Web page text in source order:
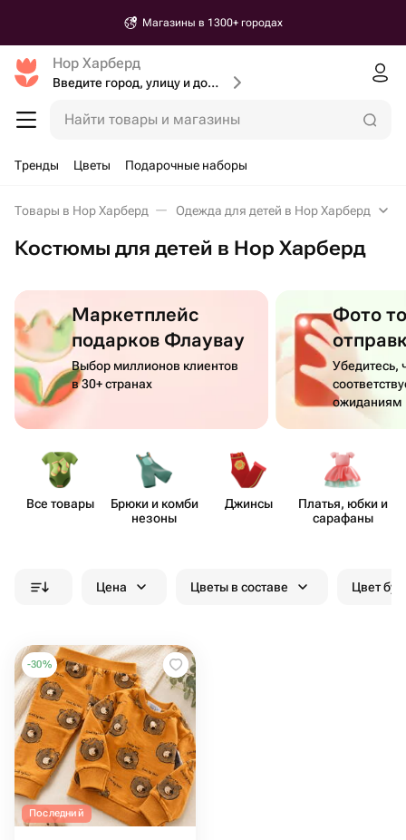
Магазины в 1300+ городах
Нор Харберд
Введите город, улицу и дом доставки
Найти товары и магазины
Тренды Цветы Подарочные наборы
Товары в Нор Харберд Одежда для детей в Нор Харберд
Костюмы для детей в Нор Харберд
Маркетплейс
подарков Флаувау
Выбор миллионов клиентов
в 30+ странах
Фото
Убедитесь,
ожиданиям
Все товары
Брюки и комби​
незоны
Джинсы
Платья, юбки и
сарафаны
Цена Цветы в составе Цвет
-30%
Последний